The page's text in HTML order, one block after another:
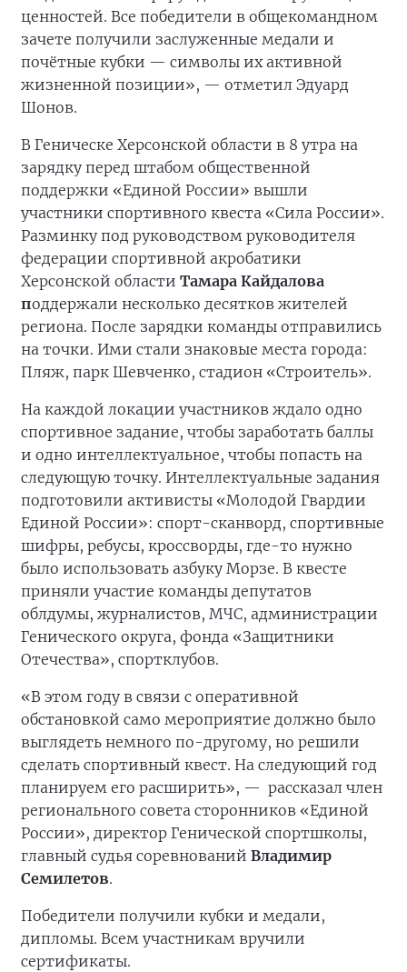
ценностей. Все победители в общекомандном
зачете получили заслуженные медали и
почётные кубки — символы их активной
жизненной позиции», — отметил Эдуард
Шонов.
В Геническе Херсонской области в 8 утра на
зарядку перед штабом общественной
поддержки «Единой России» вышли
участники спортивного квеста «Сила России».
Разминку под руководством руководителя
федерации спортивной акробатики
Херсонской области Тамара Кайдалова
поддержали несколько десятков жителей
региона. После зарядки команды отправились
на точки. Ими стали знаковые места города:
Пляж, парк Шевченко, стадион «Строитель».
На каждой локации участников ждало одно
спортивное задание, чтобы заработать баллы
и одно интеллектуальное, чтобы попасть на
следующую точку. Интеллектуальные задания
подготовили активисты «Молодой Гвардии
Единой России»: спорт-сканворд, спортивные
шифры, ребусы, кроссворды, где-то нужно
было использовать азбуку Морзе. В квесте
приняли участие команды депутатов
облдумы, журналистов, МЧС, администрации
Генического округа, фонда «Защитники
Отечества», спортклубов.
«В этом году в связи с оперативной
обстановкой само мероприятие должно было
выглядеть немного по-другому, но решили
сделать спортивный квест. На следующий год
планируем его расширить», — рассказал член
регионального совета сторонников «Единой
России», директор Генической спортшколы,
главный судья соревнований Владимир
Семилетов.
Победители получили кубки и медали,
дипломы. Всем участникам вручили
сертификаты.